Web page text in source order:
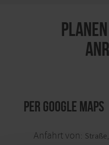
per Google Maps
Anfahrt von: